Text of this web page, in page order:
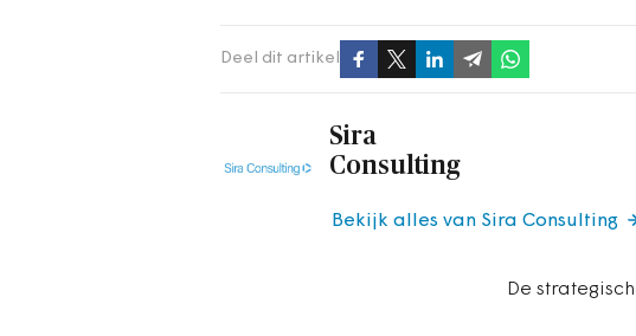
Deel dit artikel
Sira
Consulting
De
Bekijk alles van Sira Consulting